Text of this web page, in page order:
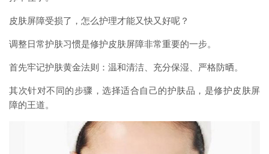
皮肤屏障受损了，怎么护理才能又快又好呢？
调整日常护肤习惯是修护皮肤屏障非常重要的一步。
首先牢记护肤黄金法则：温和清洁、充分保湿、严格防晒。
其次针对不同的步骤，选择适合自己的护肤品，是修护皮肤屏
障的王道。